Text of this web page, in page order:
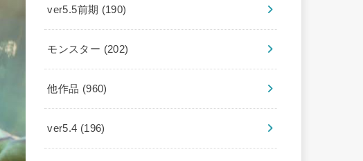
ver5.5前期 (190)
モンスター (202)
他作品 (960)
ver5.4 (196)